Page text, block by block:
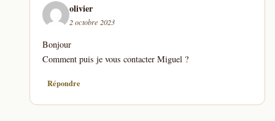
olivier
2 octobre 2023
Bonjour
Comment puis je vous contacter Miguel ?
Répondre